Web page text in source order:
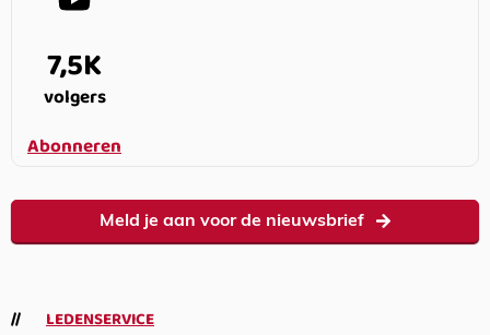
7,5K
volgers
Abonneren
Meld je aan voor de nieuwsbrief
LEDENSERVICE